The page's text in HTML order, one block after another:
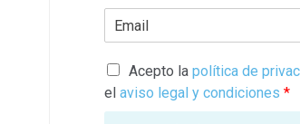
a
u
o
m
a
Acepto la política de
el aviso legal y condiciones *